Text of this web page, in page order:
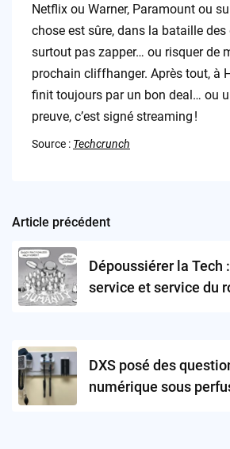
Netflix ou Warner, Paramount ou
chose est sûre, dans la bataille
surtout pas zapper… ou risquer de
prochain cliffhanger. Après tout, à
finit toujours par un bon deal… ou
preuve, c’est signé streaming !
Source : Techcrunch
Post
navigation
Article précédent
Dépoussiérer la Tech
service et service du
DXS posé des
numérique sous